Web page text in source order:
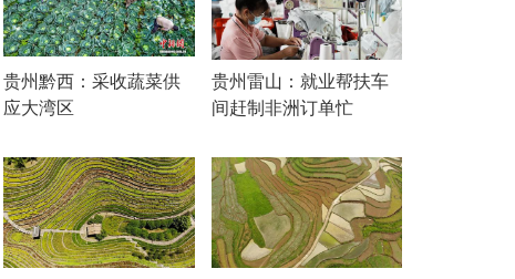
贵州黔西：采收蔬菜供
应大湾区
贵州雷山：就业帮扶车
间赶制非洲订单忙